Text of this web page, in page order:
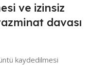
ve izinsiz
davası
kaydedilmesi